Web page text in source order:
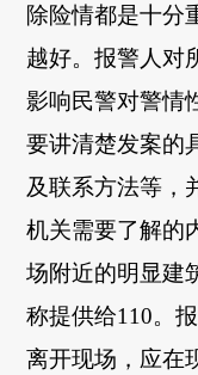
除险情都是十分
越好。报警人对
影响民警对警情
要讲清楚发案的
及联系方法等，
机关需要了解的
场附近的明显建
称提供给110。
离开现场，应在